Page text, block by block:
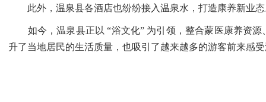
此外，温泉县各酒店也纷纷接入温泉水，打造康养新业态
如今，温泉县正以 “浴文化” 为引领，整合蒙医康养资源
升了当地居民的生活质量，也吸引了越来越多的游客前来感